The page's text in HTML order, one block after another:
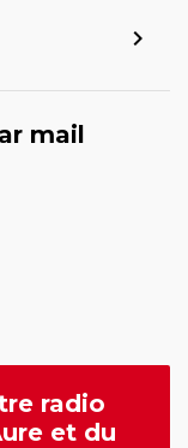
mail
radio
et du